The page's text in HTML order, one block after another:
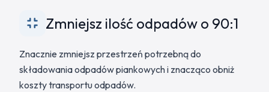
Zmniejsz ilość odpadów o 90:1
Znacznie zmniejsz przestrzeń potrzebną do
składowania odpadów piankowych i znacząco obniż
koszty transportu odpadów.